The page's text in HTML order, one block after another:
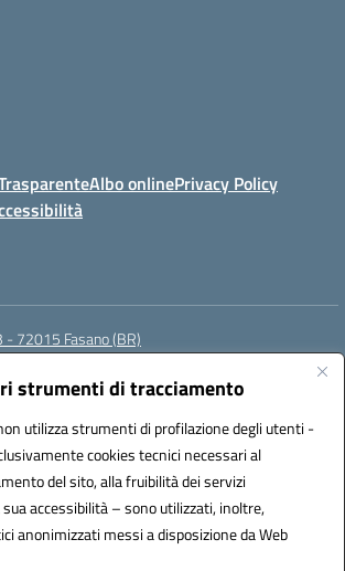
strumenti di tracciamento
utilizza strumenti di profilazione degli utenti -
cookies tecnici necessari al
del sito, alla fruibilità dei servizi
accessibilità – sono utilizzati, inoltre,
anonimizzati messi a disposizione da Web
Albo onlinePrivacy Policy
- 72015 Fasano (BR)
(PEC):bric839004@pec.istruzione.it
BRIC839004
Amministrazioni (IPA): istsc_bree02200r
(CUF): MIL3BD